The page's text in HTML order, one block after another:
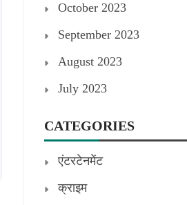
October 2023
September 2023
August 2023
July 2023
CATEGORIES
एंटरटेनमेंट
क्राइम